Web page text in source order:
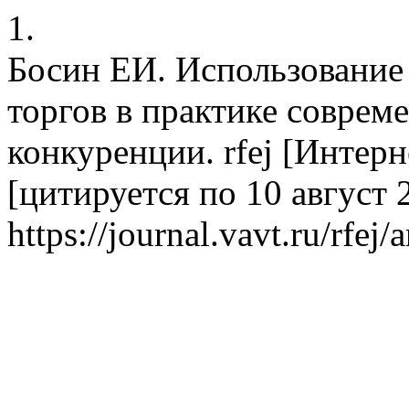
1.
Босин ЕИ.
торгов в практике
конкуренции. rfej
[цитируется по 10
https://journal.vavt.ru/rfej/